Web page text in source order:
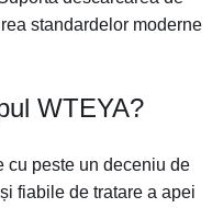
standardelor moderne
WTEYA?
cu peste un deceniu de
fiabile de tratare a apei